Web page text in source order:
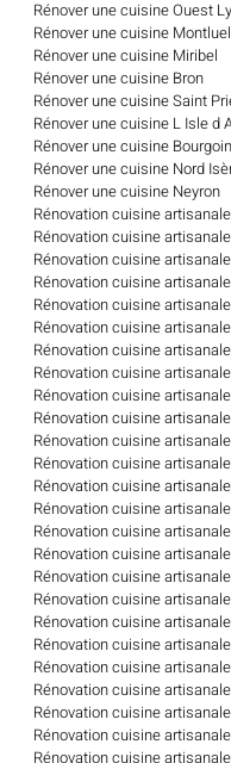
Rénover une cuisine Ouest
Rénover une cuisine Montluel
Rénover une cuisine Miribel
Rénover une cuisine Bron
Rénover une cuisine Saint
Rénover une cuisine L Isle d
Rénover une cuisine
Rénover une cuisine Nord
Rénover une cuisine Neyron
Rénovation cuisine
Rénovation cuisine
Rénovation cuisine
Rénovation cuisine
Rénovation cuisine
Rénovation cuisine
Rénovation cuisine
Rénovation cuisine
Rénovation cuisine
Rénovation cuisine
Rénovation cuisine
Rénovation cuisine
Rénovation cuisine
Rénovation cuisine
Rénovation cuisine
Rénovation cuisine
Rénovation cuisine
Rénovation cuisine
Rénovation cuisine
Rénovation cuisine
Rénovation cuisine
Rénovation cuisine
Rénovation cuisine
Rénovation cuisine
Rénovation cuisine